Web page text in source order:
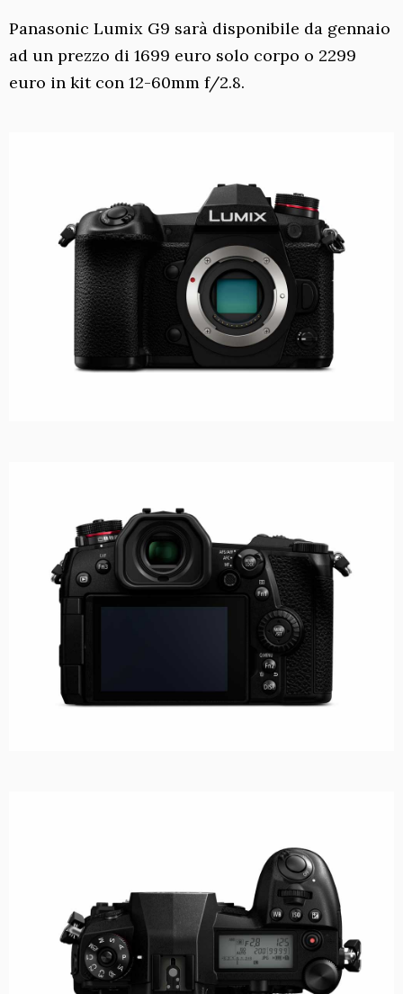
Panasonic Lumix G9 sarà disponibile da gennaio
ad un prezzo di 1699 euro solo corpo o 2299
euro in kit con 12-60mm f/2.8.